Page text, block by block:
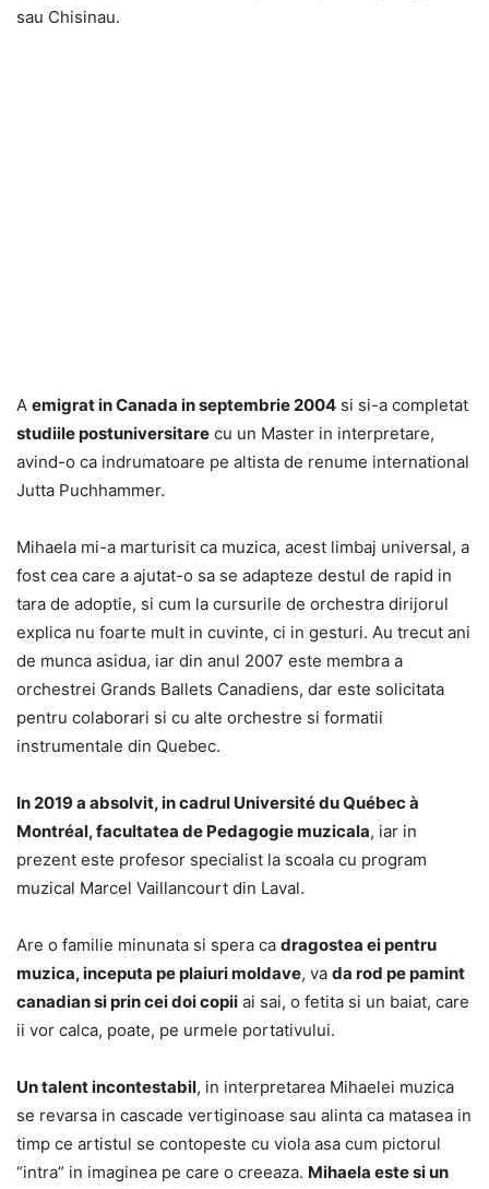
sau Chisinau.
A emigrat in Canada in septembrie 2004 si si-a completat
studiile postuniversitare cu un Master in interpretare,
avind-o ca indrumatoare pe altista de renume international
Jutta Puchhammer.
Mihaela mi-a marturisit ca muzica, acest limbaj universal, a
fost cea care a ajutat-o sa se adapteze destul de rapid in
tara de adoptie, si cum la cursurile de orchestra dirijorul
explica nu foarte mult in cuvinte, ci in gesturi. Au trecut ani
de munca asidua, iar din anul 2007 este membra a
orchestrei Grands Ballets Canadiens, dar este solicitata
pentru colaborari si cu alte orchestre si formatii
instrumentale din Quebec.
In 2019 a absolvit, in cadrul Université du Québec à
Montréal, facultatea de Pedagogie muzicala, iar in
prezent este profesor specialist la scoala cu program
muzical Marcel Vaillancourt din Laval.
Are o familie minunata si spera ca dragostea ei pentru
muzica, inceputa pe plaiuri moldave, va da rod pe pamint
canadian si prin cei doi copii ai sai, o fetita si un baiat, care
ii vor calca, poate, pe urmele portativului.
Un talent incontestabil, in interpretarea Mihaelei muzica
se revarsa in cascade vertiginoase sau alinta ca matasea in
timp ce artistul se contopeste cu viola asa cum pictorul
“intra” in imaginea pe care o creeaza. Mihaela este si un